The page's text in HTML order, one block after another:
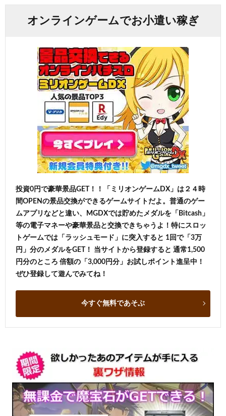
オンラインゲームでお小遣い稼ぎ
投資0円で豪華景品GET！！「ミリオンゲームDX」は２４時
間OPENの景品交換ができるゲームサイトだよ。普通のゲー
ムアプリなどと違い、MGDXでは貯めたメダルを「Bitcash」
等の電子マネーや豪華景品と交換できちゃうよ！特にスロッ
トゲームでは「ラッシュモード」に突入すると 1回で「3万
円」分のメダルをGET！ 当サイトから登録すると 通常1,500
円分のところ 倍額の「3,000円分」お試しポイント進呈中！
ぜひ登録して遊んでみてね！
今すぐ無料であそぶ